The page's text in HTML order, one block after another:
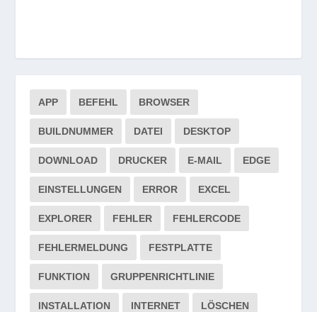
APP BEFEHL BROWSER
BUILDNUMMER DATEI DESKTOP
DOWNLOAD DRUCKER E-MAIL EDGE
EINSTELLUNGEN ERROR EXCEL
EXPLORER FEHLER FEHLERCODE
FEHLERMELDUNG FESTPLATTE
FUNKTION GRUPPENRICHTLINIE
INSTALLATION INTERNET LÖSCHEN